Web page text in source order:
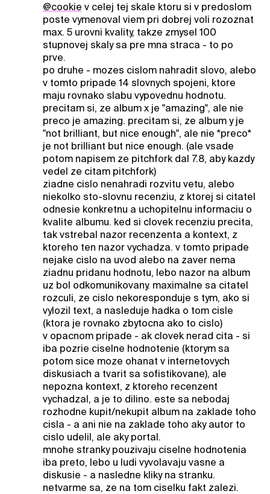
@cookie v celej tej skale ktoru si v predoslom
poste vymenoval viem pri dobrej voli rozoznat
max. 5 urovni kvality, takze zmysel 100
stupnovej skaly sa pre mna straca - to po
prve.
po druhe - mozes cislom nahradit slovo, alebo
v tomto pripade 14 slovnych spojeni, ktore
maju rovnako slabu vypovednu hodnotu.
precitam si, ze album x je "amazing", ale nie
preco je amazing. precitam si, ze album y je
"not brilliant, but nice enough", ale nie *preco*
je not brilliant but nice enough. (ale vsade
potom napisem ze pitchfork dal 7.8, aby kazdy
vedel ze citam pitchfork)
ziadne cislo nenahradi rozvitu vetu, alebo
niekolko sto-slovnu recenziu, z ktorej si citatel
odnesie konkretnu a uchopitelnu informaciu o
kvalite albumu. ked si clovek recenziu precita,
tak vstrebal nazor recenzenta a kontext, z
ktoreho ten nazor vychadza. v tomto pripade
nejake cislo na uvod alebo na zaver nema
ziadnu pridanu hodnotu, lebo nazor na album
uz bol odkomunikovany. maximalne sa citatel
rozculi, ze cislo nekoresponduje s tym, ako si
vylozil text, a nasleduje hadka o tom cisle
(ktora je rovnako zbytocna ako to cislo)
v opacnom pripade - ak clovek nerad cita - si
iba pozrie ciselne hodnotenie (ktorym sa
potom sice moze ohanat v internetovych
diskusiach a tvarit sa sofistikovane), ale
nepozna kontext, z ktoreho recenzent
vychadzal, a je to dilino. este sa nebodaj
rozhodne kupit/nekupit album na zaklade toho
cisla - a ani nie na zaklade toho aky autor to
cislo udelil, ale aky portal.
mnohe stranky pouzivaju ciselne hodnotenia
iba preto, lebo u ludi vyvolavaju vasne a
diskusie - a nasledne kliky na stranku.
netvarme sa, ze na tom ciselku fakt zalezi.